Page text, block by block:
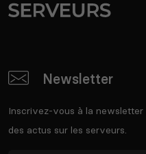
Newsletter
Inscrivez-vous à la
des actus sur les serveurs.